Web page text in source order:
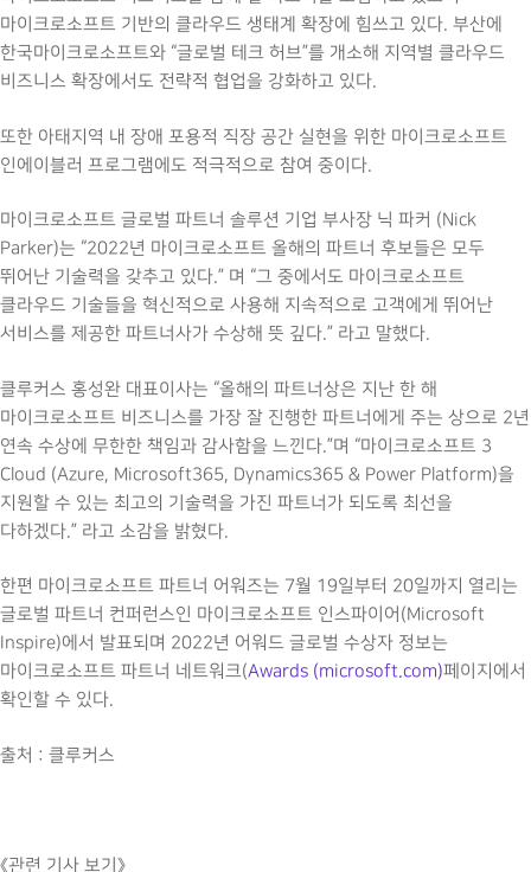
마이크로소프트 기반의 클라우드 생태계 확장에 힘쓰고 있다. 부산에
한국마이크로소프트와 “글로벌 테크 허브”를 개소해 지역별 클라우드
비즈니스 확장에서도 전략적 협업을 강화하고 있다.
또한 아태지역 내 장애 포용적 직장 공간 실현을 위한 마이크로소프트
인에이블러 프로그램에도 적극적으로 참여 중이다.
마이크로소프트 글로벌 파트너 솔루션 기업 부사장 닉 파커 (Nick
Parker)는 “2022년 마이크로소프트 올해의 파트너 후보들은 모두
뛰어난 기술력을 갖추고 있다.” 며 “그 중에서도 마이크로소프트
클라우드 기술들을 혁신적으로 사용해 지속적으로 고객에게 뛰어난
서비스를 제공한 파트너사가 수상해 뜻 깊다.” 라고 말했다.
클루커스 홍성완 대표이사는 “올해의 파트너상은 지난 한 해
마이크로소프트 비즈니스를 가장 잘 진행한 파트너에게 주는 상으로 2년
연속 수상에 무한한 책임과 감사함을 느낀다.”며 “마이크로소프트 3
Cloud (Azure, Microsoft365, Dynamics365 & Power Platform)을
지원할 수 있는 최고의 기술력을 가진 파트너가 되도록 최선을
다하겠다.” 라고 소감을 밝혔다.
한편 마이크로소프트 파트너 어워즈는 7월 19일부터 20일까지 열리는
글로벌 파트너 컨퍼런스인 마이크로소프트 인스파이어(Microsoft
Inspire)에서 발표되며 2022년 어워드 글로벌 수상자 정보는
마이크로소프트 파트너 네트워크(Awards (microsoft.com)페이지에서
확인할 수 있다.
출처 : 클루커스
《관련 기사 보기》